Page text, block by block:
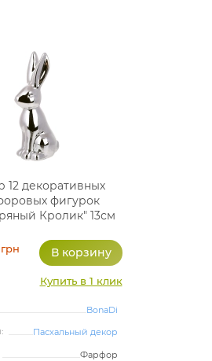
12 декоративных
фигурок
Кролик" 13см
грн
Купить в 1 клик
BonaDi
Пасхальный декор
Фарфор